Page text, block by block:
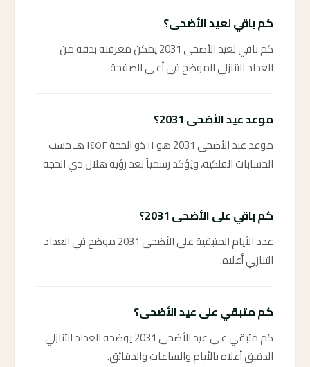
كم باقي لعيد الأضحى؟
كم باقي لعيد الأضحى 2031 يمكن معرفته بدقة من
العداد التنازلي الموضح في أعلى الصفحة.
موعد عيد الأضحى 2031؟
موعد عيد الأضحى 2031 هو ١١ ذو الحجة ١٤٥٢ هـ حسب
الحسابات الفلكية، ويُؤكد رسمياً بعد رؤية هلال ذي الحجة.
كم باقي على الأضحى 2031؟
عدد الأيام المتبقية على الأضحى 2031 موضح في العداد
التنازلي أعلاه.
كم متبقي على عيد الأضحى؟
كم متبقي على عيد الأضحى 2031 يوضحه العداد التنازلي
الدقيق أعلاه بالأيام والساعات والدقائق.